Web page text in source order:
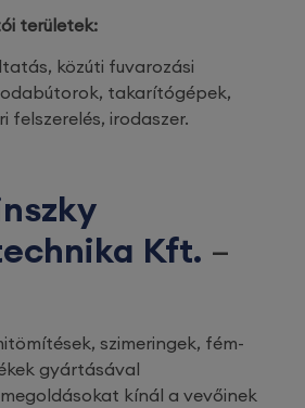
területek:
közúti fuvarozási
takarítógépek,
irodaszer.
Kft. –
szimeringek, fém-
gyártásával
kínál a vevőinek